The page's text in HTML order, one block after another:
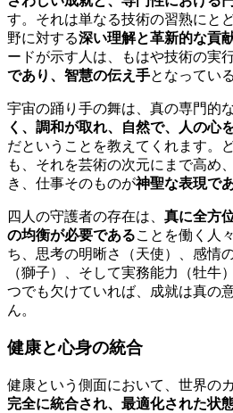
す。それは単なる技術の習熟にと
野に対する深い理解と革新的な貢
ードが示す人は、もはや技術の実
であり、智慧の伝え手となってい
宇宙の踊り手の舞は、真の専門的
く、調和が取れ、自然で、人の心
だということを教えてくれます。
も、それを芸術の次元にまで高め
き、仕事そのものが神聖な表現で
四人の守護者の存在は、 真に全方
の均衡が必要であることを働く人
ち、思考の明晰さ（天使）、感情
（獅子）、そして実務能力（牡牛
つでも欠けていれば、成就は真の
ん。
健康と心身の統合
健康という側面において、世界の
完全に統合され、最適化された状